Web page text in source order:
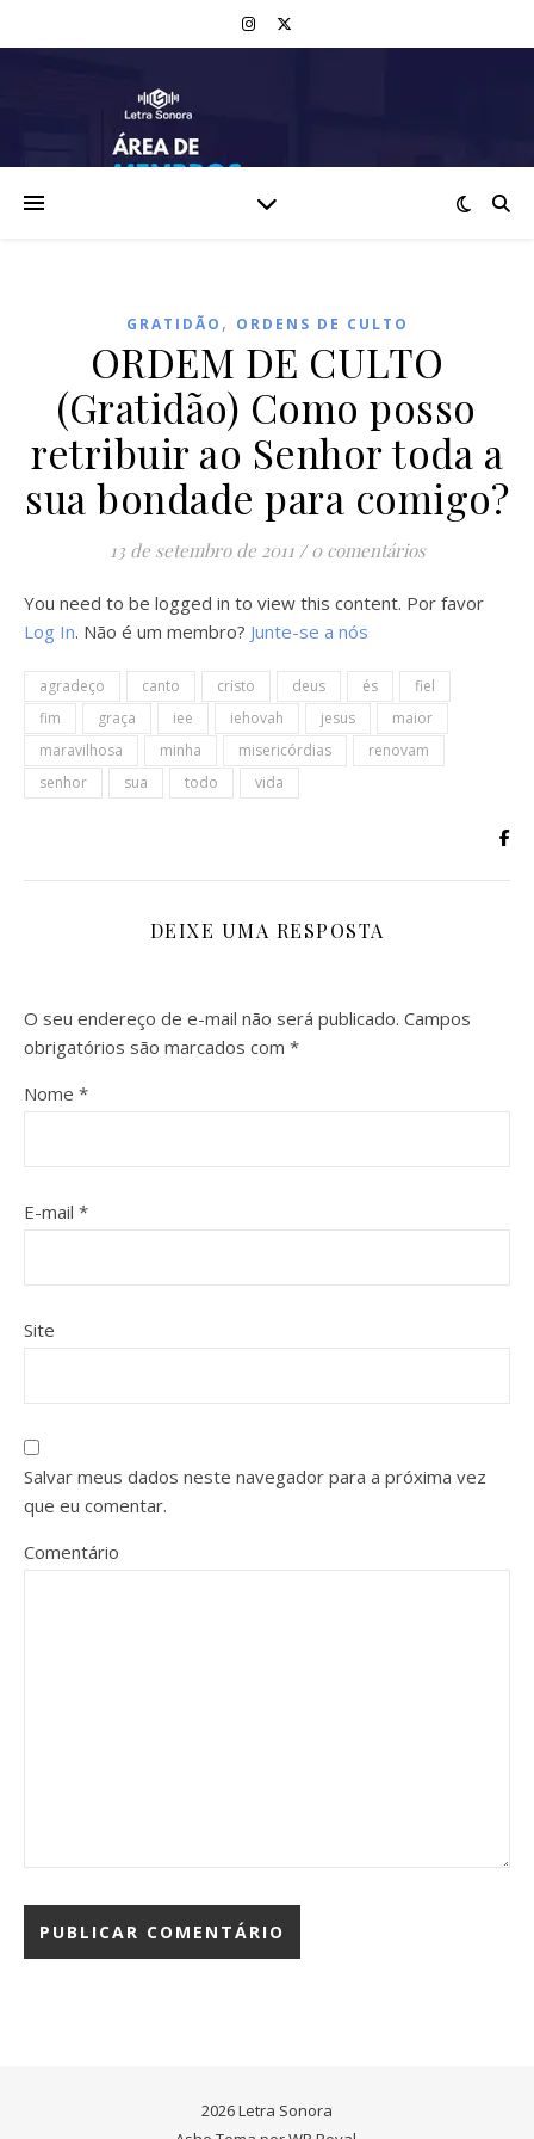
GRATIDÃO , ORDENS DE CULTO
ORDEM DE CULTO
(Gratidão) Como posso
retribuir ao Senhor toda a
sua bondade para comigo?
13 de setembro de 2011 / 0 comentários
You need to be logged in to view this content. Por favor
Log In. Não é um membro? Junte-se a nós
agradeço canto cristo deus és
fiel
fim
graça iee iehovah jesus
maior
maravilhosa
minha misericórdias
renovam
senhor
sua todo vida
DEIXE UMA RESPOSTA
O seu endereço de e-mail não será publicado. Campos
obrigatórios são marcados com *
Nome *
E-mail *
Site
Salvar meus dados neste navegador para a próxima vez
que eu comentar.
Comentário
2026 Letra Sonora